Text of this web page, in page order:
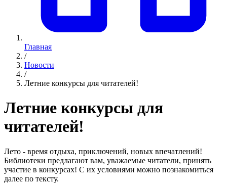
Главная
/
Новости
/
Летние конкурсы для читателей!
Летние конкурсы для
читателей!
Лето - время отдыха, приключений, новых впечатлений!
Библиотеки предлагают вам, уважаемые читатели, принять
участие в конкурсах! С их условиями можно познакомиться
далее по тексту.